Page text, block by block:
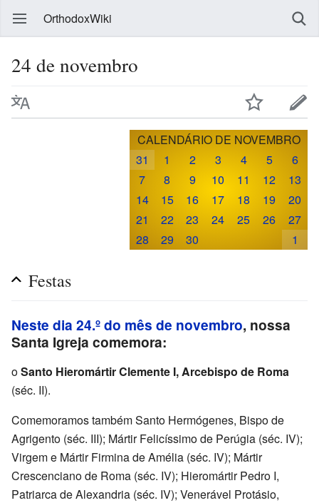
OrthodoxWiki
24 de novembro
CALENDÁRIO DE NOVEMBRO
31
1 2 3 4 5
6
7
8 9 10 11 12
13
14
15 16 17 18 19
20
21
22 23 24 25 26
27
28
29 30 1
Festas
Neste dia 24.º do mês de novembro, nossa
Santa Igreja comemora:
oSanto Hieromártir Clemente I, Arcebispo de Roma
(séc. II).
Comemoramos também Santo Hermógenes, Bispo de
Agrigento (séc. III); Mártir Felicíssimo de Perúgia (séc. IV);
Virgem e Mártir Firmina de Amélia (séc. IV); Mártir
Crescenciano de Roma (séc. IV); Hieromártir Pedro I,
Patriarca de Alexandria (séc. IV); Venerável Protásio,